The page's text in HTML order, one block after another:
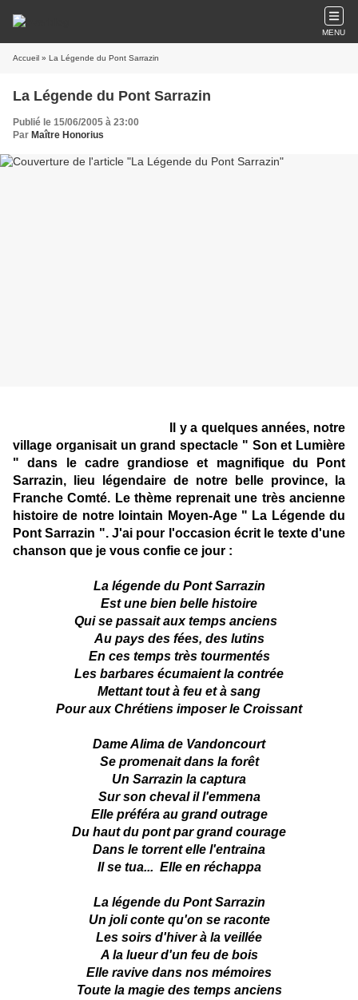
MENU
Accueil » La Légende du Pont Sarrazin
La Légende du Pont Sarrazin
Publié le 15/06/2005 à 23:00
Par Maître Honorius
Il y a quelques années, notre
village organisait un grand spectacle " Son et Lumière
" dans le cadre grandiose et magnifique du Pont
Sarrazin, lieu légendaire de notre belle province, la
Franche Comté. Le thème reprenait une très ancienne
histoire de notre lointain Moyen-Age " La Légende du
Pont Sarrazin ". J'ai pour l'occasion écrit le texte d'une
chanson que je vous confie ce jour :
La légende du Pont Sarrazin
Est une bien belle histoire
Qui se passait aux temps anciens
Au pays des fées, des lutins
En ces temps très tourmentés
Les barbares écumaient la contrée
Mettant tout à feu et à sang
Pour aux Chrétiens imposer le Croissant
Dame Alima de Vandoncourt
Se promenait dans la forêt
Un Sarrazin la captura
Sur son cheval il l'emmena
Elle préféra au grand outrage
Du haut du pont par grand courage
Dans le torrent elle l'entraina
Il se tua... Elle en réchappa
La légende du Pont Sarrazin
Un joli conte qu'on se raconte
Les soirs d'hiver à la veillée
A la lueur d'un feu de bois
Elle ravive dans nos mémoires
Toute la magie des temps anciens